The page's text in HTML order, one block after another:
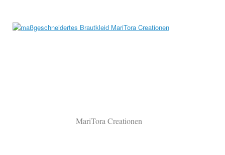
MariTora Creationen